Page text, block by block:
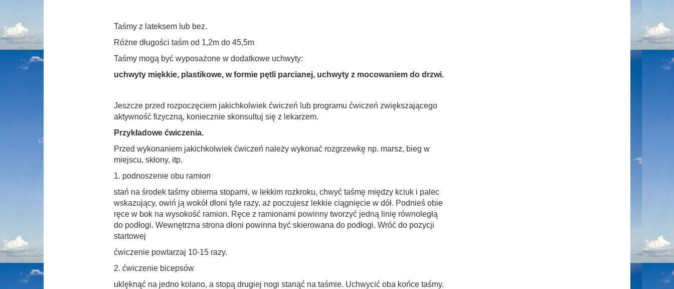
Taśmy z lateksem lub bez.
Różne długości taśm od 1,2m do 45,5m
Taśmy mogą być wyposażone w dodatkowe uchwyty:
uchwyty miękkie, plastikowe, w formie pętli parcianej, uchwyty z mocowaniem do drzwi.
Jeszcze przed rozpoczęciem jakichkolwiek ćwiczeń lub programu ćwiczeń zwiększającego
aktywność fizyczną, koniecznie skonsultuj się z lekarzem.
Przykładowe ćwiczenia.
Przed wykonaniem jakichkolwiek ćwiczeń należy wykonać rozgrzewkę np. marsz, bieg w
miejscu, skłony, itp.
1. podnoszenie obu ramion
stań na środek taśmy obiema stopami, w lekkim rozkroku, chwyć taśmę między kciuk i palec
wskazujący, owiń ją wokół dłoni tyle razy, aż poczujesz lekkie ciągnięcie w dół. Podnieś obie
ręce w bok na wysokość ramion. Ręce z ramionami powinny tworzyć jedną linię równoległą
do podłogi. Wewnętrzna strona dłoni powinna być skierowana do podłogi. Wróć do pozycji
startowej
ćwiczenie powtarzaj 10-15 razy.
2. ćwiczenie bicepsów
uklęknąć na jedno kolano, a stopą drugiej nogi stanąć na taśmie. Uchwycić oba końce taśmy.